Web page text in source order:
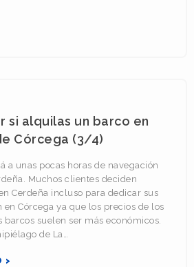
si alquilas un barco en
Córcega (3/4)
a unas pocas horas de navegación
Muchos clientes deciden
Cerdeña incluso para dedicar sus
Córcega ya que los precios de los
barcos suelen ser más económicos.
de La…
>